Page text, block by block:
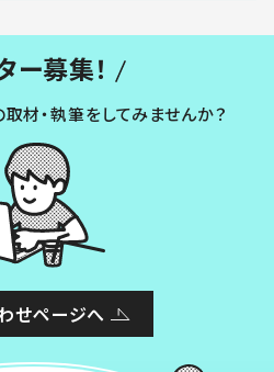
ー募集！
材・執筆をしてみませんか？
せページへ